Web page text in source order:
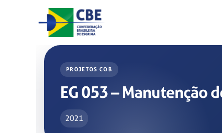
PROJETOS COB
EG 053 – Manutenção
2021